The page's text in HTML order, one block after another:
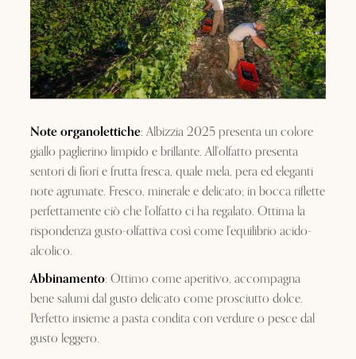
Note organolettiche: Albizzia 2025 presenta un colore
giallo paglierino limpido e brillante. All’olfatto presenta
sentori di fiori e frutta fresca, quale mela, pera ed eleganti
note agrumate. Fresco, minerale e delicato; in bocca riflette
perfettamente ciò che l’olfatto ci ha regalato. Ottima la
rispondenza gusto-olfattiva così come l’equilibrio acido-
alcolico.
Abbinamento: Ottimo come aperitivo, accompagna
bene salumi dal gusto delicato come prosciutto dolce.
Perfetto insieme a pasta condita con verdure o pesce dal
gusto leggero.